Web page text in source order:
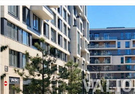
реалізації власного дизайну Перевага
встановлено генератор на все, що
час відключень електроенергії. ЖК Creator City — це сучасний
комплекс із розвиненою
розташуванням та комфортним
114000 у.о 0509051192 Альона Valiion/